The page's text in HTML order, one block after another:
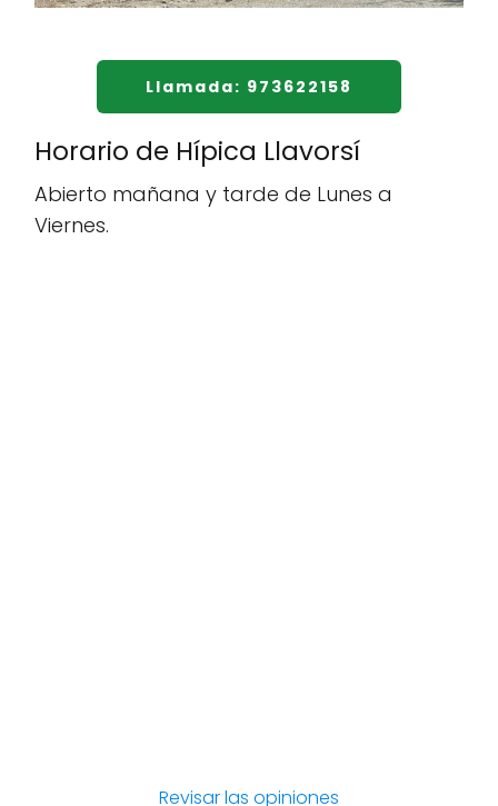
Llamada: 973622158
Horario de Hípica Llavorsí
Abierto mañana y tarde de Lunes a
Viernes.
Revisar las opiniones